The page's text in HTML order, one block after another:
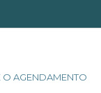
O AGENDAMENTO